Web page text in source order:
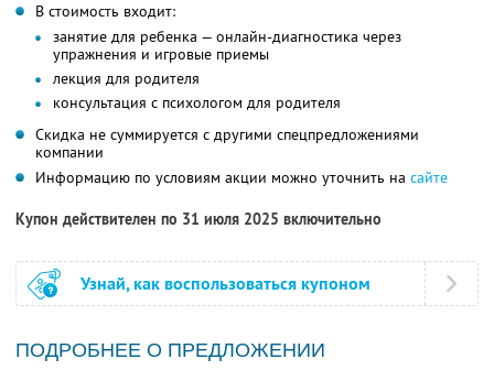
В стоимость входит:
занятие для ребенка — онлайн-диагностика через
упражнения и игровые приемы
лекция для родителя
консультация с психологом для родителя
Скидка не суммируется с другими спецпредложениями
компании
Информацию по условиям акции можно уточнить на сайте
Купон действителен по 31 июля 2025 включительно
Узнай, как воспользоваться купоном
ПОДРОБНЕЕ О ПРЕДЛОЖЕНИИ